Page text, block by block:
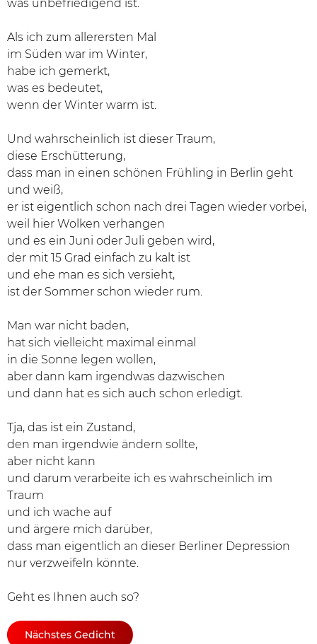
was unbefriedigend ist.
Als ich zum allerersten Mal
im Süden war im Winter,
habe ich gemerkt,
was es bedeutet,
wenn der Winter warm ist.
Und wahrscheinlich ist dieser Traum,
diese Erschütterung,
dass man in einen schönen Frühling in Berlin geht
und weiß,
er ist eigentlich schon nach drei Tagen wieder vorbei,
weil hier Wolken verhangen
und es ein Juni oder Juli geben wird,
der mit 15 Grad einfach zu kalt ist
und ehe man es sich versieht,
ist der Sommer schon wieder rum.
Man war nicht baden,
hat sich vielleicht maximal einmal
in die Sonne legen wollen,
aber dann kam irgendwas dazwischen
und dann hat es sich auch schon erledigt.
Tja, das ist ein Zustand,
den man irgendwie ändern sollte,
aber nicht kann
und darum verarbeite ich es wahrscheinlich im
Traum
und ich wache auf
und ärgere mich darüber,
dass man eigentlich an dieser Berliner Depression
nur verzweifeln könnte.
Geht es Ihnen auch so?
Nächstes Gedicht